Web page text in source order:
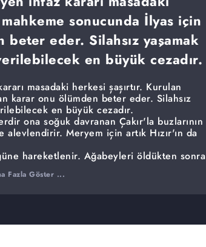
sonucunda İlyas için
beter eder. Silahsız yaşamak
en büyük cezadır.
masadaki herkesi şaşırtır. Kurulan
karar onu ölümden beter eder. Silahsız
en büyük cezadır.
ona soğuk davranan Çakır'la buzlarının
Meryem için artık Hızır'ın da
hareketlenir. Ağabeyleri öldükten sonra
ateşiyle doludur. Çakırbeyli Ailesi'nin
Çıkan yangının kimi yakacağı ise
Fazla Göster ...